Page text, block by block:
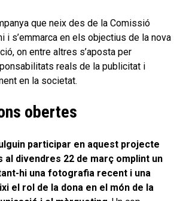
que neix des de la Comissió
i s’emmarca en els objectius de la nova
on entre altres s’aposta per
reals de la publicitat i
en la societat.
obertes
participar en aquest projecte
al divendres 22 de març omplint un
hi una fotografia recent i una
el rol de la dona en el món de la